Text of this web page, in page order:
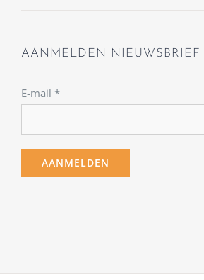
AANMELDEN NIEUWSBRIEF
E-mail *